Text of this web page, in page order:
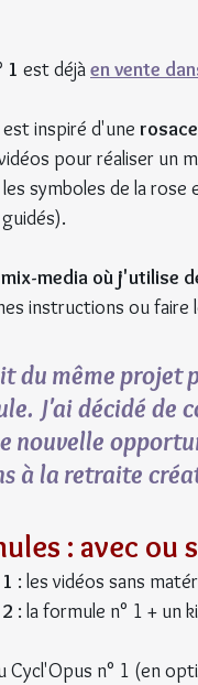
1 est déjà en vente
inspiré d'une
pour réaliser un
symboles de la
media où j'utilise
instructions ou faire
du même projet
J'ai décidé de
nouvelle
à la retraite
: avec ou
: les vidéos sans
: la formule n° 1 + un
Cycl'Opus n° 1 (en